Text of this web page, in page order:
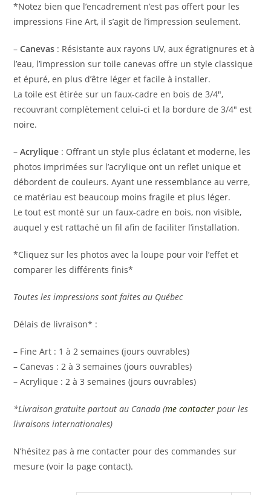
*Notez bien que l’encadrement n’est pas offert pour les
impressions Fine Art, il s’agit de l’impression seulement.
–Canevas : Résistante aux rayons UV, aux égratignures et à
l’eau, l’impression sur toile canevas offre un style classique
et épuré, en plus d’être léger et facile à installer.
La toile est étirée sur un faux-cadre en bois de 3/4″,
recouvrant complètement celui-ci et la bordure de 3/4″ est
noire.
–Acrylique : Offrant un style plus éclatant et moderne, les
photos imprimées sur l’acrylique ont un reflet unique et
débordent de couleurs. Ayant une ressemblance au verre,
ce matériau est beaucoup moins fragile et plus léger.
Le tout est monté sur un faux-cadre en bois, non visible,
auquel y est rattaché un fil afin de faciliter l’installation.
*Cliquez sur les photos avec la loupe pour voir l’effet et
comparer les différents finis*
Toutes les impressions sont faites au Québec
Délais de livraison* :
– Fine Art : 1 à 2 semaines (jours ouvrables)
– Canevas : 2 à 3 semaines (jours ouvrables)
– Acrylique : 2 à 3 semaines (jours ouvrables)
*Livraison gratuite partout au Canada (me contacter pour les
livraisons internationales)
N’hésitez pas à me contacter pour des commandes sur
mesure (voir la page contact).